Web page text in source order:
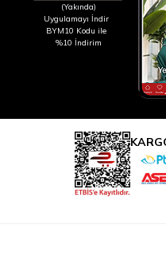
(Yakında)
Uygulamayı İndir
BYM10 Kodu ile
%10 İndirim